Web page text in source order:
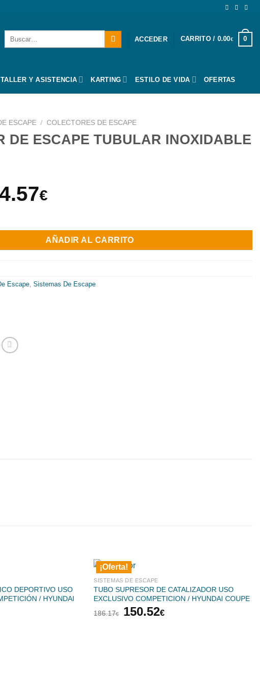
ACCEDER CARRITO / 0.00€ 0
TALLER Y ASISTENCIA KARTING ESTILO DE VIDA OFERTAS
ESCAPE / COLECTORES DE ESCAPE
DE ESCAPE TUBULAR INOXIDABLE
€El
actual
es:
724.57€.
TUBULAR INOXIDABLE / AUDI A4 cantidad
AÑADIR AL CARRITO
Escape Sistemas De Escape
DEPORTIVO USO
/ HYUNDAI
¡Oferta!
SISTEMAS DE ESCAPE
TUBO SUPRESOR DE CATALIZADOR USO
EXCLUSIVO COMPETICION / HYUNDAI COUPE
186.17€
El
150.52€El